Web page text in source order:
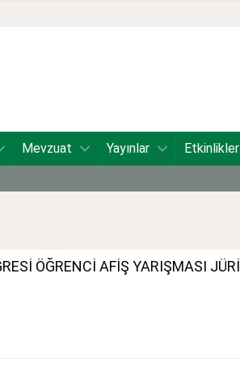
Mevzuat Yayınlar Etkinlikler
ÖĞRENCİ AFİŞ YARIŞMASI JÜRİ